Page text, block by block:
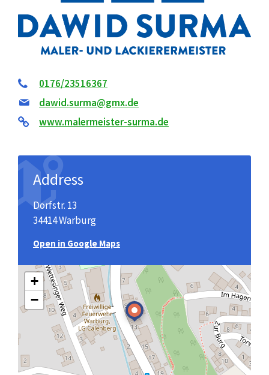
0176/23516367
dawid.surma@gmx.de
www.malermeister-surma.de
Address
Dorfstr. 13
34414 Warburg
Open in Google Maps
+
−